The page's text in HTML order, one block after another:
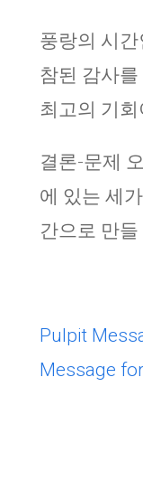
풍랑의 시간
참된 감사
최고의 기
결론-문제
에 있는 세
간으로 만
Pulpit
Message